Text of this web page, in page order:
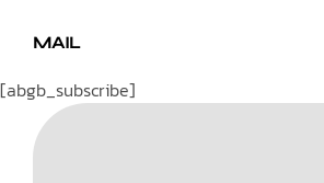
MAIL
[abgb_subscribe]